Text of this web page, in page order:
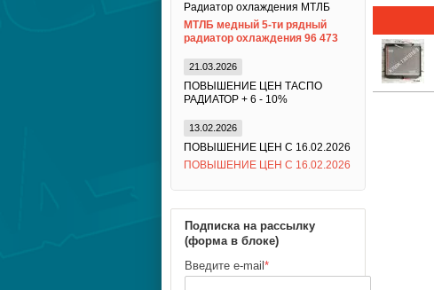
Радиатор охлаждения МТЛБ
МТЛБ медный 5-ти рядный
радиатор охлаждения 96 473
21.03.2026
ПОВЫШЕНИЕ ЦЕН ТАСПО
РАДИАТОР + 6 - 10%
13.02.2026
ПОВЫШЕНИЕ ЦЕН С 16.02.2026
ПОВЫШЕНИЕ ЦЕН С 16.02.2026
Подписка на рассылку
(форма в блоке)
Введите e-mail *